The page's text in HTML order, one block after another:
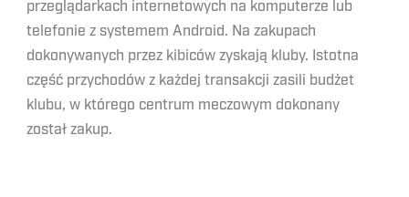
przeglądarkach internetowych na komputerze lub
telefonie z systemem Android. Na zakupach
dokonywanych przez kibiców zyskają kluby. Istotna
część przychodów z każdej transakcji zasili budżet
klubu, w którego centrum meczowym dokonany
został zakup.